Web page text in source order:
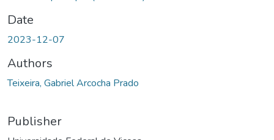
Date
2023-12-07
Authors
Teixeira, Gabriel Arcocha Prado
Publisher